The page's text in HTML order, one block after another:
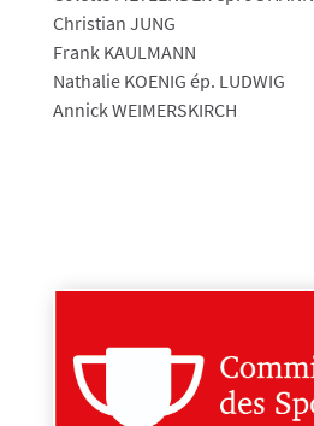
Christian JUNG
Frank KAULMANN
Nathalie KOENIG ép. LUDWIG
Annick WEIMERSKIRCH